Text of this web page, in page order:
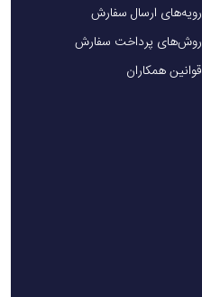
رویه‌های ارسال سفارش
روش‌های پرداخت سفارش
قوانین همکاران